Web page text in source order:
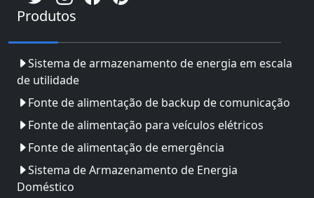
Produtos
Sistema de armazenamento de energia em escala
de utilidade
Fonte de alimentação de backup de comunicação
Fonte de alimentação para veículos elétricos
Fonte de alimentação de emergência
Sistema de Armazenamento de Energia
Doméstico